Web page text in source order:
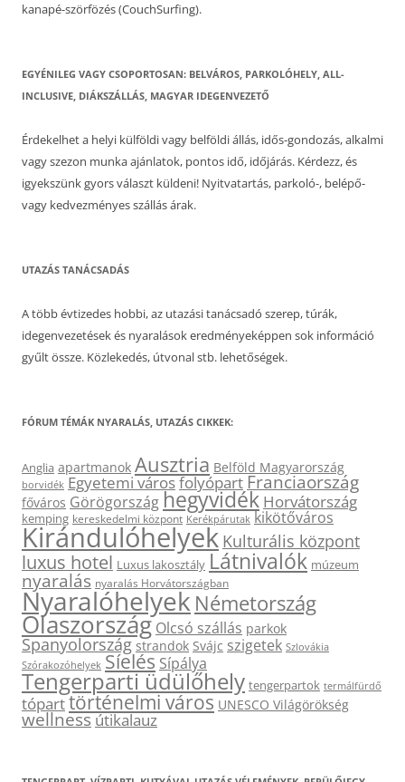
kanapé-szörfözés (CouchSurfing).
EGYÉNILEG VAGY CSOPORTOSAN: BELVÁROS, PARKOLÓHELY, ALL-
INCLUSIVE, DIÁKSZÁLLÁS, MAGYAR IDEGENVEZETŐ
Érdekelhet a helyi külföldi vagy belföldi állás, idős-gondozás, alkalmi
vagy szezon munka ajánlatok, pontos idő, időjárás. Kérdezz, és
igyekszünk gyors választ küldeni! Nyitvatartás, parkoló-, belépő-
vagy kedvezményes szállás árak.
UTAZÁS TANÁCSADÁS
A több évtizedes hobbi, az utazási tanácsadó szerep, túrák,
idegenvezetések és nyaralások eredményeképpen sok információ
gyűlt össze. Közlekedés, útvonal stb. lehetőségek.
FÓRUM TÉMÁK NYARALÁS, UTAZÁS CIKKEK:
Anglia apartmanok Ausztria Belföld Magyarország
borvidék Egyetemi városfolyópartFranciaország
főváros Görögországhegyvidék Horvátország
kemping kereskedelmi központ Kerékpárutak kikötőváros
Kirándulóhelyek Kulturális központ
luxus hotel Luxus lakosztály Látnivalók múzeum
nyaralás nyaralás Horvátországban
Nyaralóhelyek Németország
Olaszország Olcsó szállás parkok
Spanyolország strandok Svájc szigetek Szlovákia
Szórakozóhelyek Síelés Sípálya
Tengerparti üdülőhely tengerpartok termálfürdő
tóparttörténelmi város UNESCO Világörökség
wellnessútikalauz